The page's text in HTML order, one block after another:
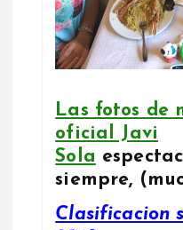
Las fotos de
oficial Javi
Sola
siempre,
Clasificacion